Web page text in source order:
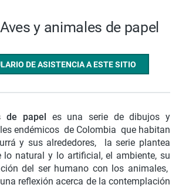
y animales de papel
DE ASISTENCIA A ESTE SITIO
de papel
es una serie de dibujos y
endémicos de Colombia que habitan
y sus alrededores, la serie plantea
lo natural y lo artificial, el ambiente, su
del ser humano con los animales,
reflexión acerca de la contemplación